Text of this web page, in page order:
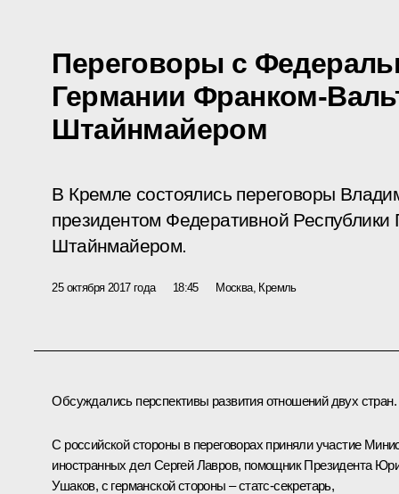
Переговоры с
Германии Франком-
Штайнмайером
В Кремле состоялись переговоры
президентом Федеративной
Штайнмайером.
25 октября 2017 года 18:45 Москва, Кремль
Обсуждались перспективы развития отношений двух стран.
С российской стороны в переговорах приняли участие
иностранных дел Сергей Лавров, помощник Президента
Ушаков, с германской стороны – статс-секретарь,